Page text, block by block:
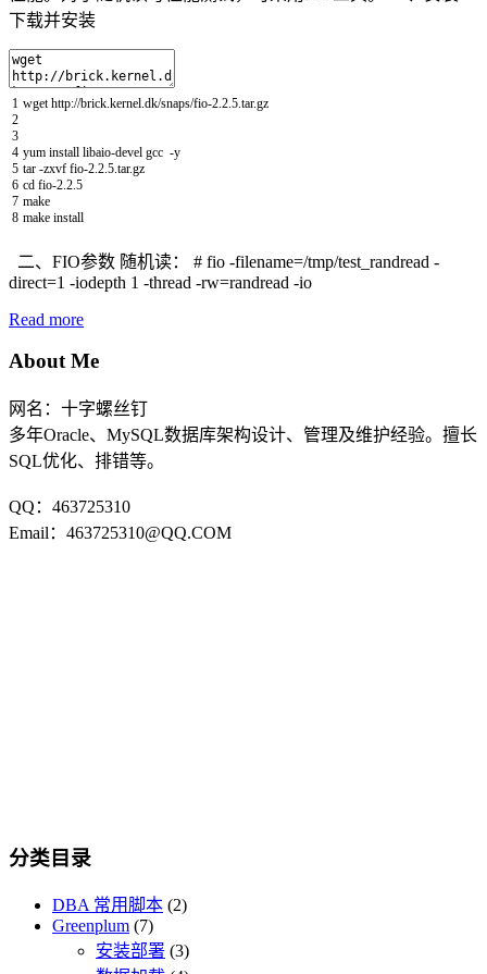
下载并安装
1
2
3
4
5
6
7
8
wget http://brick.kernel.dk/snaps/fio-2.2.5.tar.gz
yum install libaio-devel gcc -y
tar -zxvf fio-2.2.5.tar.gz
cd fio-2.2.5
make
make install
二、FIO参数 随机读： # fio -filename=/tmp/test_randread -
direct=1 -iodepth 1 -thread -rw=randread -io
Read more
About Me
网名：十字螺丝钉
多年Oracle、MySQL数据库架构设计、管理及维护经验。擅长
SQL优化、排错等。
QQ：463725310
Email：463725310@QQ.COM
分类目录
DBA 常用脚本 (2)
Greenplum (7)
安装部署 (3)